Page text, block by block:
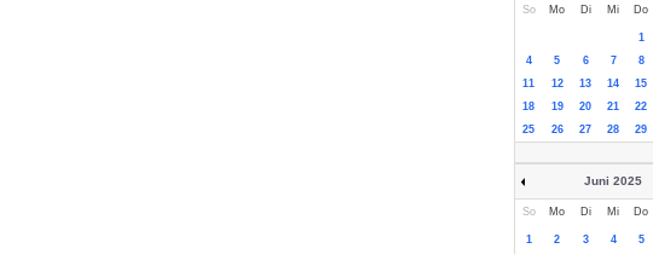
So Mo Di Mi Do
1
4
5 6 7 8
11
12 13 14 15
18
19 20 21 22
25
26 27 28 29
Juni 2025
So Mo Di Mi Do
1 2 3 4 5